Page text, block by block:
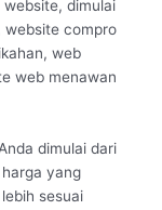
dimulai
website compro
web
web menawan
dimulai dari
yang
sesuai